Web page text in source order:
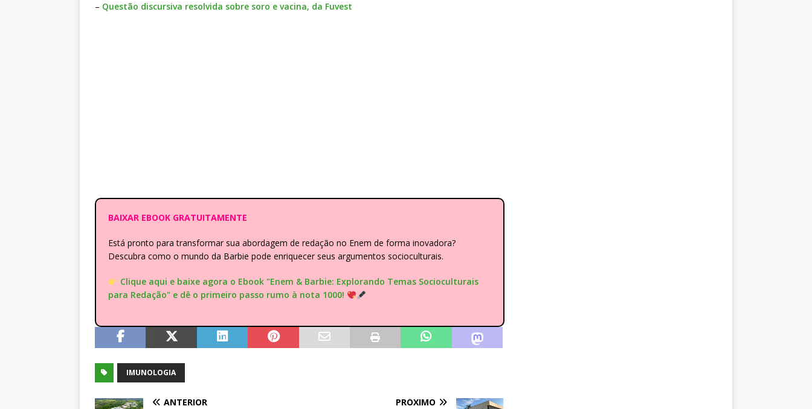
– Questão discursiva resolvida sobre soro e vacina, da Fuvest
BAIXAR EBOOK GRATUITAMENTE
Está pronto para transformar sua abordagem de redação no Enem de forma inovadora?
Descubra como o mundo da Barbie pode enriquecer seus argumentos socioculturais.
Clique aqui e baixe agora o Ebook "Enem & Barbie: Explorando Temas Socioculturais
para Redação" e dê o primeiro passo rumo à nota 1000!
IMUNOLOGIA
ANTERIOR PRÓXIMO